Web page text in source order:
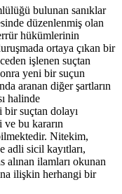
bulunan sanıklar
düzenlenmiş olan
hükümlerinin
ortaya çıkan bir
işlenen suçtan
yeni bir suçun
aranan diğer şartların
halinde
bir suçtan dolayı
bu kararın
Nitekim,
adli sicil kayıtları,
alınan ilamları okunan
ilişkin herhangi bir